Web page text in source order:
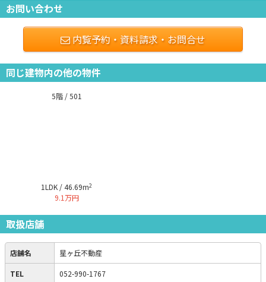
お問い合わせ
内覧予約・資料請求・お問合せ
同じ建物内の他の物件
5階 / 501
1LDK / 46.69m2
9.1万円
取扱店舗
店舗名 星ヶ丘不動産
TEL 052-990-1767